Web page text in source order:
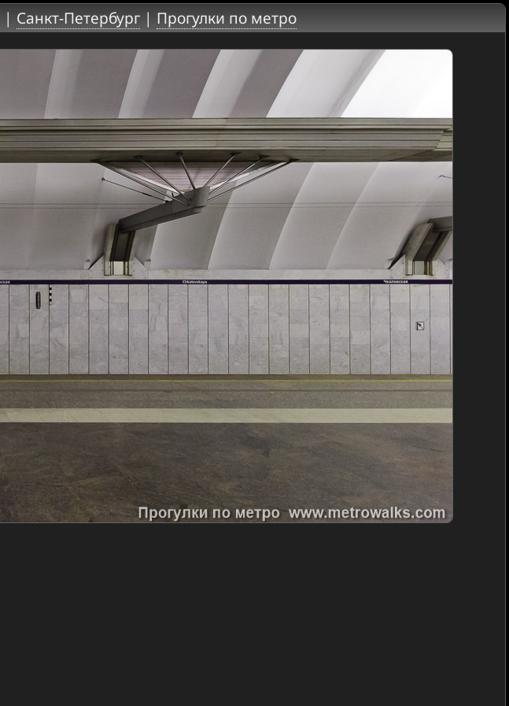
| Санкт-Петербург| Прогулки по метро